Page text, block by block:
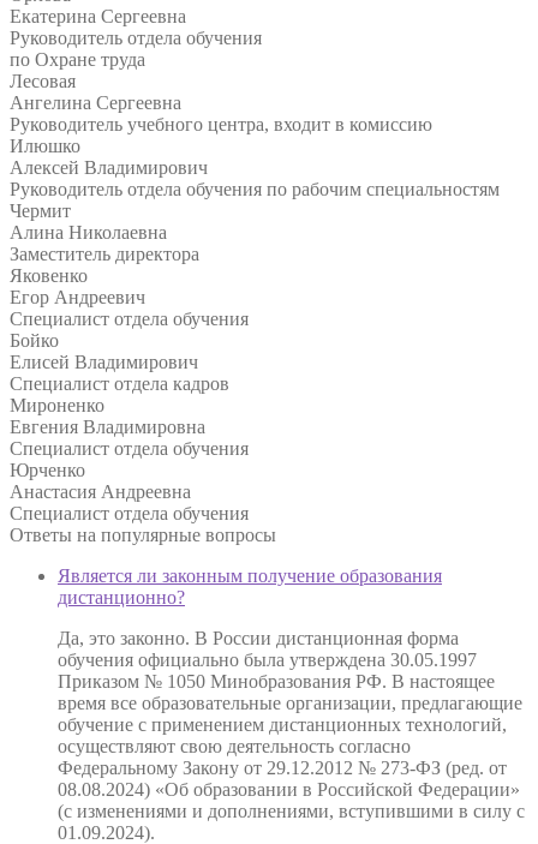
Екатерина Сергеевна
Руководитель отдела обучения
по Охране труда
Лесовая
Ангелина Сергеевна
Руководитель учебного центра, входит в комиссию
Илюшко
Алексей Владимирович
Руководитель отдела обучения по рабочим специальностям
Чермит
Алина Николаевна
Заместитель директора
Яковенко
Егор Андреевич
Специалист отдела обучения
Бойко
Елисей Владимирович
Специалист отдела кадров
Мироненко
Евгения Владимировна
Специалист отдела обучения
Юрченко
Анастасия Андреевна
Специалист отдела обучения
Ответы на популярные вопросы
Является ли законным получение образования
дистанционно?
Да, это законно. В России дистанционная форма
обучения официально была утверждена 30.05.1997
Приказом № 1050 Минобразования РФ. В настоящее
время все образовательные организации, предлагающие
обучение с применением дистанционных технологий,
осуществляют свою деятельность согласно
Федеральному Закону от 29.12.2012 № 273-ФЗ (ред. от
08.08.2024) «Об образовании в Российской Федерации»
(с изменениями и дополнениями, вступившими в силу с
01.09.2024).